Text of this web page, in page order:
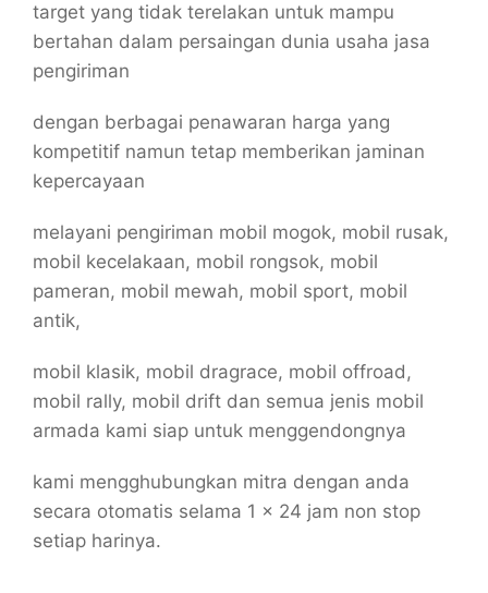
target yang tidak terelakan untuk mampu
bertahan dalam persaingan dunia usaha jasa
pengiriman
dengan berbagai penawaran harga yang
kompetitif namun tetap memberikan jaminan
kepercayaan
melayani pengiriman mobil mogok, mobil rusak,
mobil kecelakaan, mobil rongsok, mobil
pameran, mobil mewah, mobil sport, mobil
antik,
mobil klasik, mobil dragrace, mobil offroad,
mobil rally, mobil drift dan semua jenis mobil
armada kami siap untuk menggendongnya
kami mengghubungkan mitra dengan anda
secara otomatis selama 1 x 24 jam non stop
setiap harinya.